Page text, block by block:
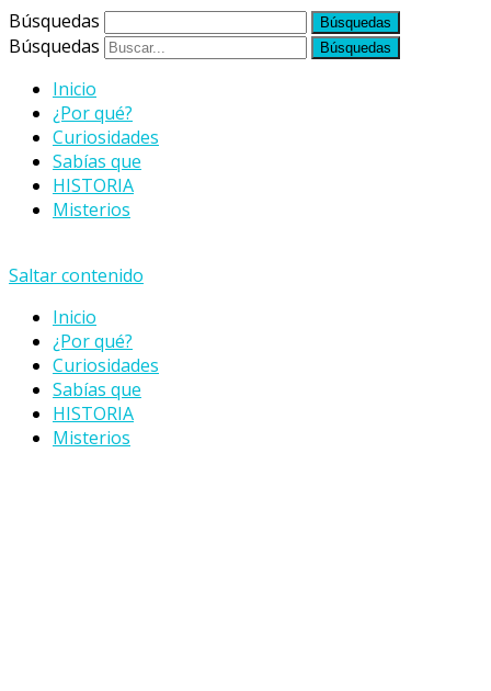
Búsquedas
Búsquedas
Inicio
¿Por qué?
Curiosidades
Sabías que
HISTORIA
Misterios
Saltar contenido
Inicio
¿Por qué?
Curiosidades
Sabías que
HISTORIA
Misterios